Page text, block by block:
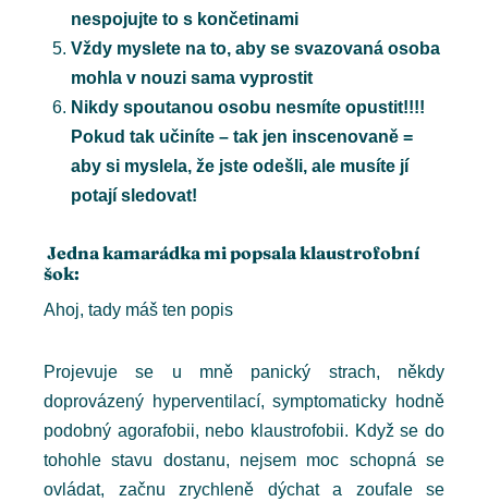
nespojujte to s končetinami
Vždy myslete na to, aby se svazovaná osoba
mohla v nouzi sama vyprostit
Nikdy spoutanou osobu nesmíte opustit!!!!
Pokud tak učiníte – tak jen inscenovaně =
aby si myslela, že jste odešli, ale musíte jí
potají sledovat!
Jedna kamarádka mi popsala klaustrofobní
šok:
Ahoj, tady máš ten popis
Projevuje se u mně panický strach, někdy
doprovázený hyperventilací, symptomaticky hodně
podobný agorafobii, nebo klaustrofobii. Když se do
tohohle stavu dostanu, nejsem moc schopná se
ovládat, začnu zrychleně dýchat a zoufale se